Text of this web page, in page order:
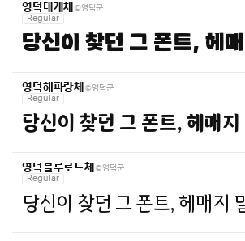
영덕대게체 ©영덕군
Regular
영덕해파랑체 ©영덕군
Regular
영덕블루로드체 ©영덕군
Regular